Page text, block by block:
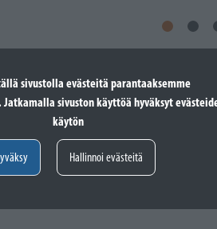
sivustolla evästeitä parantaaksemme
sivuston käyttöä hyväksyt
käytön
Hallinnoi evästeitä